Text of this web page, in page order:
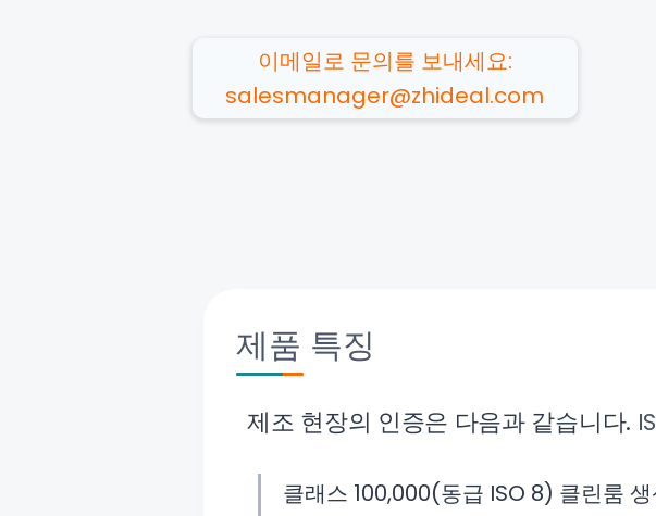
이메일로 문의를 보내세요:
salesmanager@zhideal.com
제품 특징
제조 현장의 인증은 다음과 같습니다.
클래스 100,000(동급 ISO 8) 클린룸 생